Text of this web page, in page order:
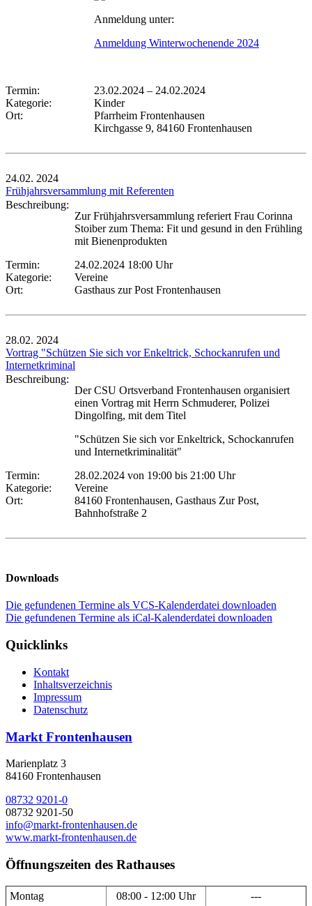
Anmeldung unter:
Anmeldung Winterwochenende 2024
Termin: 23.02.2024 – 24.02.2024
Kategorie:
Kinder
Ort:
Pfarrheim Frontenhausen
Kirchgasse 9, 84160 Frontenhausen
24.02. 2024
Frühjahrsversammlung mit Referenten
Beschreibung:
Zur Frühjahrsversammlung referiert Frau Corinna
Stoiber zum Thema: Fit und gesund in den Frühling
mit Bienenprodukten
Termin:
24.02.2024 18:00 Uhr
Kategorie:
Vereine
Ort:
Gasthaus zur Post Frontenhausen
28.02. 2024
Vortrag "Schützen Sie sich vor Enkeltrick, Schockanrufen und
Internetkriminal
Beschreibung:
Der CSU Ortsverband Frontenhausen organisiert
einen Vortrag mit Herrn Schmuderer, Polizei
Dingolfing, mit dem Titel
"Schützen Sie sich vor Enkeltrick, Schockanrufen
und Internetkriminalität"
Termin:
28.02.2024 von 19:00 bis 21:00 Uhr
Kategorie:
Vereine
Ort:
84160 Frontenhausen, Gasthaus Zur Post,
Bahnhofstraße 2
Downloads
Die gefundenen Termine als VCS-Kalenderdatei downloaden
Die gefundenen Termine als iCal-Kalenderdatei downloaden
Quicklinks
Kontakt
Inhaltsverzeichnis
Impressum
Datenschutz
Markt Frontenhausen
Marienplatz 3
84160 Frontenhausen
08732 9201-0
08732 9201-50
info@markt-frontenhausen.de
www.markt-frontenhausen.de
Öffnungszeiten des Rathauses
Montag 08:00 - 12:00 Uhr ---